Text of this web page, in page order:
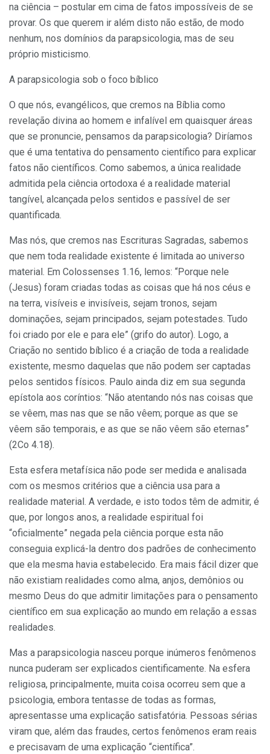
na ciência – postular em cima de fatos impossíveis de se
provar. Os que querem ir além disto não estão, de modo
nenhum, nos domínios da parapsicologia, mas de seu
próprio misticismo.
A parapsicologia sob o foco bíblico
O que nós, evangélicos, que cremos na Bíblia como
revelação divina ao homem e infalível em quaisquer áreas
que se pronuncie, pensamos da parapsicologia? Diríamos
que é uma tentativa do pensamento científico para explicar
fatos não científicos. Como sabemos, a única realidade
admitida pela ciência ortodoxa é a realidade material
tangível, alcançada pelos sentidos e passível de ser
quantificada.
Mas nós, que cremos nas Escrituras Sagradas, sabemos
que nem toda realidade existente é limitada ao universo
material. Em Colossenses 1.16, lemos: “Porque nele
(Jesus) foram criadas todas as coisas que há nos céus e
na terra, visíveis e invisíveis, sejam tronos, sejam
dominações, sejam principados, sejam potestades. Tudo
foi criado por ele e para ele” (grifo do autor). Logo, a
Criação no sentido bíblico é a criação de toda a realidade
existente, mesmo daquelas que não podem ser captadas
pelos sentidos físicos. Paulo ainda diz em sua segunda
epístola aos coríntios: “Não atentando nós nas coisas que
se vêem, mas nas que se não vêem; porque as que se
vêem são temporais, e as que se não vêem são eternas”
(2Co 4.18).
Esta esfera metafísica não pode ser medida e analisada
com os mesmos critérios que a ciência usa para a
realidade material. A verdade, e isto todos têm de admitir, é
que, por longos anos, a realidade espiritual foi
“oficialmente” negada pela ciência porque esta não
conseguia explicá-la dentro dos padrões de conhecimento
que ela mesma havia estabelecido. Era mais fácil dizer que
não existiam realidades como alma, anjos, demônios ou
mesmo Deus do que admitir limitações para o pensamento
científico em sua explicação ao mundo em relação a essas
realidades.
Mas a parapsicologia nasceu porque inúmeros fenômenos
nunca puderam ser explicados cientificamente. Na esfera
religiosa, principalmente, muita coisa ocorreu sem que a
psicologia, embora tentasse de todas as formas,
apresentasse uma explicação satisfatória. Pessoas sérias
viram que, além das fraudes, certos fenômenos eram reais
e precisavam de uma explicação “científica”.